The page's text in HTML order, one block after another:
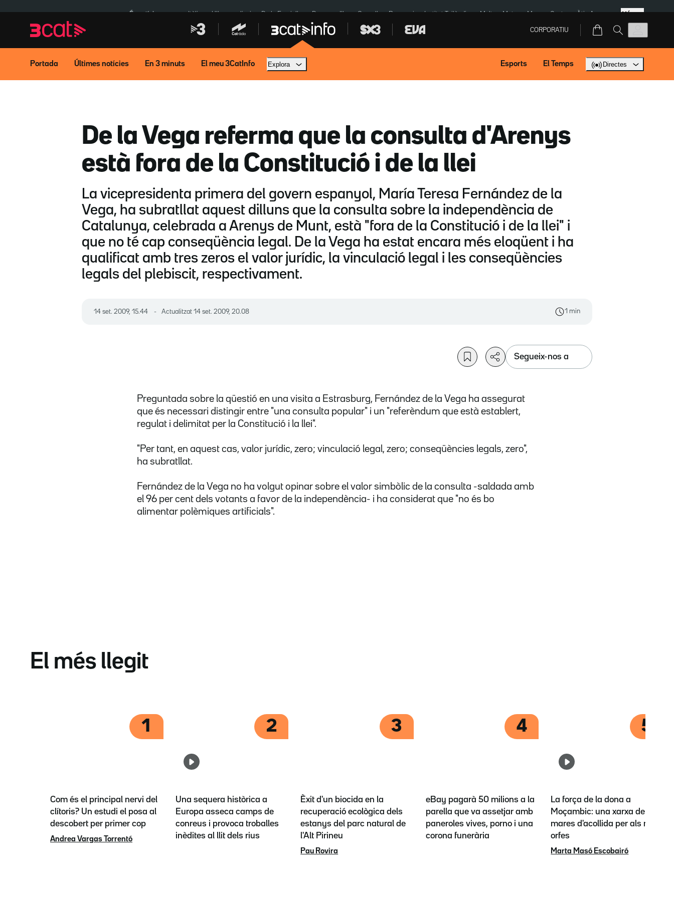
navegació
principal
contingut
És notícia: Itàlia Ulleres eclipsi De la Espriella Dos anys Illa Granollers Paraguai Institut Tailàndia Multa a Meta Menors Ceuta Àtic Ayuso Més
CORPORATIU
Portada Últimes notícies En 3 minuts El meu 3CatInfo Explora Esports El Temps Directes
De la Vega referma que la consulta d'Arenys
està fora de la Constitució i de la llei
La vicepresidenta primera del govern espanyol, María Teresa Fernández de la
Vega, ha subratllat aquest dilluns que la consulta sobre la independència de
Catalunya, celebrada a Arenys de Munt, està "fora de la Constitució i de la llei" i
que no té cap conseqüència legal. De la Vega ha estat encara més eloqüent i ha
qualificat amb tres zeros el valor jurídic, la vinculació legal i les conseqüències
legals del plebiscit, respectivament.
14 set. 2009, 15.44 Actualitzat 14 set. 2009, 20.08 1 min
Segueix-nos a
Preguntada sobre la qüestió en una visita a Estrasburg, Fernández de la Vega ha assegurat
que és necessari distingir entre "una consulta popular" i un "referèndum que està establert,
regulat i delimitat per la Constitució i la llei".
"Per tant, en aquest cas, valor jurídic, zero; vinculació legal, zero; conseqüències legals, zero",
ha subratllat.
Fernández de la Vega no ha volgut opinar sobre el valor simbòlic de la consulta -saldada amb
el 96 per cent dels votants a favor de la independència- i ha considerat que "no és bo
alimentar polèmiques artificials".
El més llegit
1
Com és el principal nervi del
clítoris? Un estudi el posa al
descobert per primer cop
Andrea Vargas Torrentó
2
Una sequera històrica a
Europa asseca camps de
conreus i provoca troballes
inèdites al llit dels rius
3
Èxit d'un biocida en la
recuperació ecològica dels
estanys del parc natural de
l'Alt Pirineu
Pau Rovira
4
eBay pagarà 50 milions a la
parella que va assetjar amb
paneroles vives, porno i una
corona funerària
5
La força de la dona a
Moçambic: una xarxa de
mares d'acollida per als nens
orfes
Marta Masó Escobairó